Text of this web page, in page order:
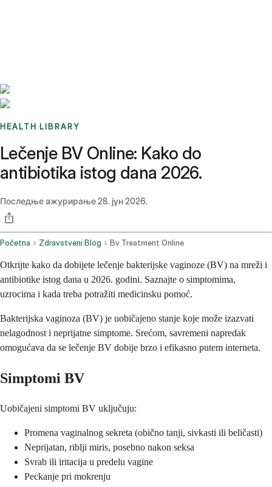
HEALTH LIBRARY
Lečenje BV Online: Kako do
antibiotika istog dana 2026.
Последње ажурирање28. јун 2026.
Početna Zdravstveni Blog Bv Treatment Online
Otkrijte kako da dobijete lečenje bakterijske vaginoze (BV) na mreži i
antibiotike istog dana u 2026. godini. Saznajte o simptomima,
uzrocima i kada treba potražiti medicinsku pomoć.
Bakterijska vaginoza (BV) je uobičajeno stanje koje može izazvati
nelagodnost i neprijatne simptome. Srećom, savremeni napredak
omogućava da se lečenje BV dobije brzo i efikasno putem interneta.
Simptomi BV
Uobičajeni simptomi BV uključuju:
Promena vaginalnog sekreta (obično tanji, sivkasti ili beličasti)
Neprijatan, riblji miris, posebno nakon seksa
Svrab ili iritacija u predelu vagine
Peckanje pri mokrenju